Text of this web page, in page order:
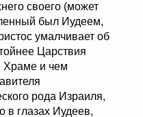
своего (может
был Иудеем,
умалчивает об
Царствия
Храме и чем
рода Израиля,
в глазах Иудеев,